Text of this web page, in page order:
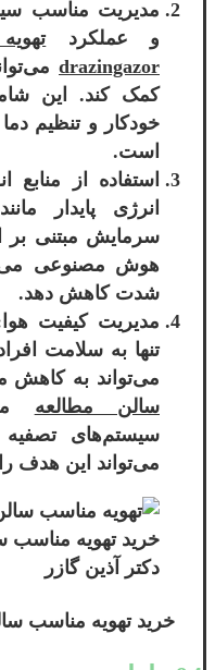
مدیریت مناسب
و عملکرد
drazingazor
کمک کند. این
خودکار و تنظیم
است.
استفاده از منابع
انرژی پایدار
سرمایش مبتنی بر
هوش مصنوعی
شدت کاهش دهد.
مدیریت کیفیت
تنها به سلامت
می‌تواند به
سالن مطالعه
سیستم‌های تصفیه
می‌تواند این هدف
خرید تهویه مناسب
دکتر آذین گازر
خرید تهویه مناسب